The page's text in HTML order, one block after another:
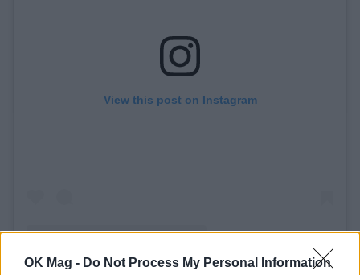
OK Mag - Do Not Process My Personal Information
View this post on Instagram